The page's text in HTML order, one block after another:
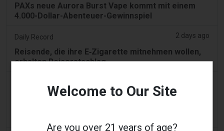
PAXs neue Aurora Burst Vape kommt mit einem
4.000-Dollar-Abenteuer-Gewinnspiel
Daily Record 2 days ago
Reisende, die ihre E‑Zigarette mitnehmen wollen,
erhalten Reiseratschlag
'Sicherste Methode', um einen häufigen
Welcome to Our Site
Are you over 21 years of age?